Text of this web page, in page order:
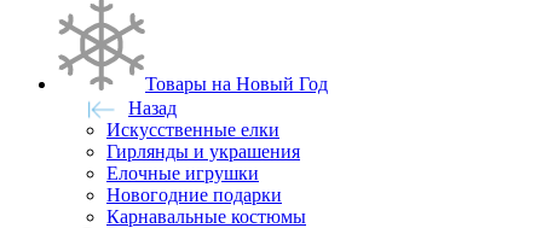
Товары на Новый Год
Назад
Искусственные елки
Гирлянды и украшения
Елочные игрушки
Новогодние подарки
Карнавальные костюмы